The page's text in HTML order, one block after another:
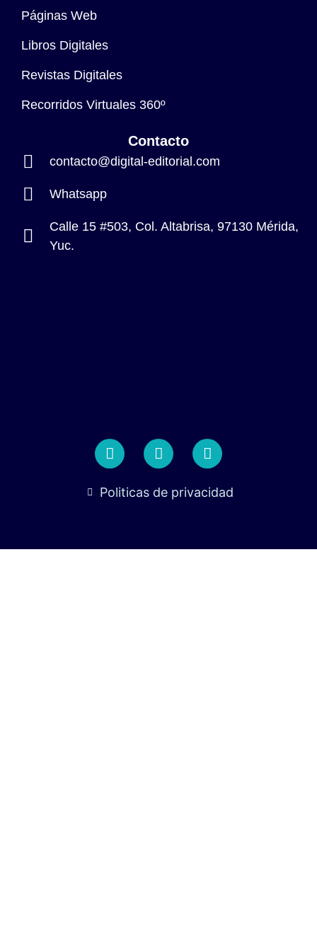
Páginas Web
Libros Digitales
Revistas Digitales
Recorridos Virtuales 360º
Contacto
contacto@digital-editorial.com
Whatsapp
Calle 15 #503, Col. Altabrisa, 97130 Mérida,
Yuc.
Politicas de privacidad